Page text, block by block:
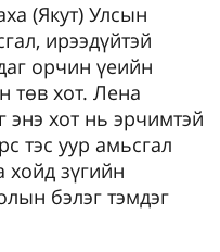
(Якут) Улсын
ирээдүйтэй
орчин үеийн
төв хот. Лена
энэ хот нь эрчимтэй
тэс уур амьсгал
зүгийн
бэлэг тэмдэг